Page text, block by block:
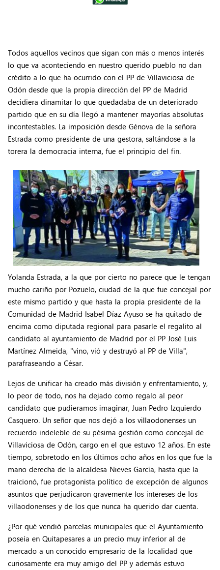
Todos aquellos vecinos que sigan con más o menos interés
lo que va aconteciendo en nuestro querido pueblo no dan
crédito a lo que ha ocurrido con el PP de Villaviciosa de
Odón desde que la propia dirección del PP de Madrid
decidiera dinamitar lo que quedadaba de un deteriorado
partido que en su día llegó a mantener mayorías absolutas
incontestables. La imposición desde Génova de la señora
Estrada como presidente de una gestora, saltándose a la
torera la democracia interna, fue el principio del fin.
Yolanda Estrada, a la que por cierto no parece que le tengan
mucho cariño por Pozuelo, ciudad de la que fue concejal por
este mismo partido y que hasta la propia presidente de la
Comunidad de Madrid Isabel Díaz Ayuso se ha quitado de
encima como diputada regional para pasarle el regalito al
candidato al ayuntamiento de Madrid por el PP José Luis
Martínez Almeida, "vino, vió y destruyó al PP de Villa",
parafraseando a César.
Lejos de unificar ha creado más división y enfrentamiento, y,
lo peor de todo, nos ha dejado como regalo al peor
candidato que pudieramos imaginar, Juan Pedro Izquierdo
Casquero. Un señor que nos dejó a los villaodonenses un
recuerdo indeleble de su pésima gestión como concejal de
Villaviciosa de Odón, cargo en el que estuvo 12 años. En este
tiempo, sobretodo en los últimos ocho años en los que fue la
mano derecha de la alcaldesa Nieves García, hasta que la
traicionó, fue protagonista político de excepción de algunos
asuntos que perjudicaron gravemente los intereses de los
villaodonenses y de los que nunca ha querido dar cuenta.
¿Por qué vendió parcelas municipales que el Ayuntamiento
poseía en Quitapesares a un precio muy inferior al de
mercado a un conocido empresario de la localidad que
curiosamente era muy amigo del PP y además estuvo